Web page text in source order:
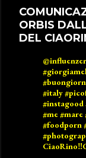
ORBIS
DEL
#italy
#instagood
#me#mare
#foodporn